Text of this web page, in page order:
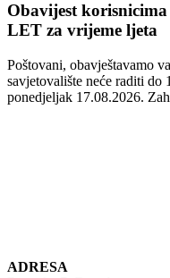
Obavijest
LET za vrijeme ljeta
Poštovani, obavještavamo
savjetovalište neće raditi do
ponedjeljak 17.08.2026.
ADRESA